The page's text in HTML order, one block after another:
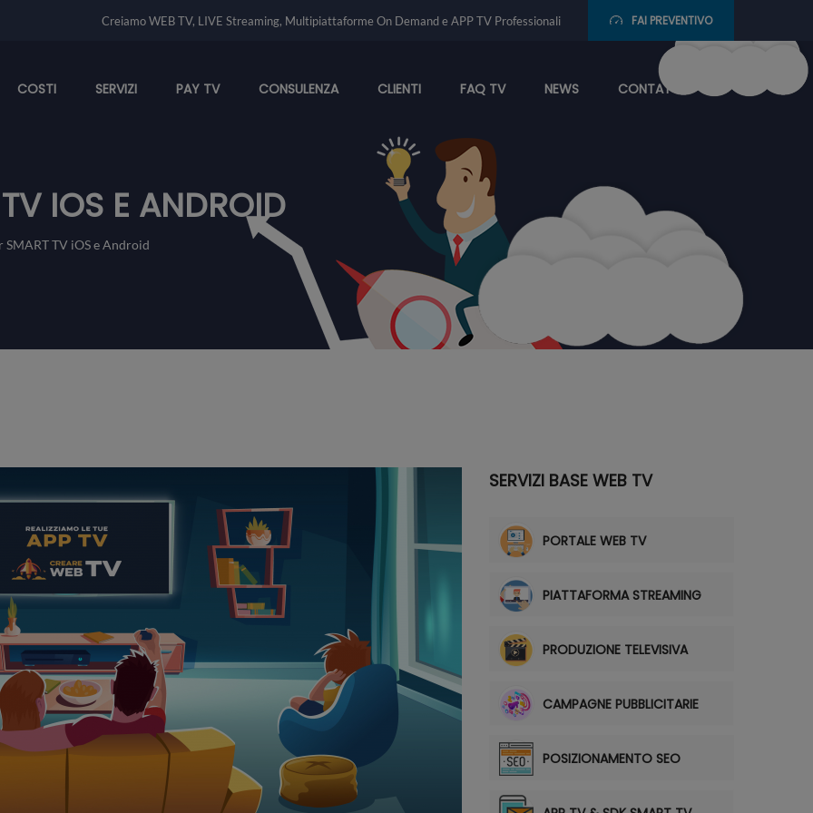
Creiamo WEB TV, LIVE Streaming, Multipiattaforme On Demand e APP TV Professionali FAI PREVENTIVO
COSTI SERVIZI PAY TV CONSULENZA CLIENTI FAQ TV NEWS CONTATTI
IOS E ANDROID
TV iOS e Android
SERVIZI BASE WEB TV
PORTALE WEB TV
PIATTAFORMA STREAMING
PRODUZIONE TELEVISIVA
CAMPAGNE PUBBLICITARIE
POSIZIONAMENTO SEO